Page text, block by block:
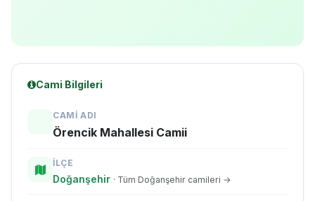
Cami Bilgileri
CAMI ADI
Örencik Mahallesi Camii
İLÇE
Doğanşehir · Tüm Doğanşehir camileri →